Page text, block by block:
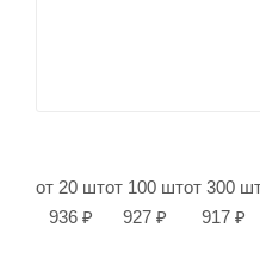
от 20 шт
936 ₽
от 100 шт
927 ₽
от 300
917 ₽